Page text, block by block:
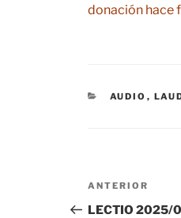
donación hace
AUDIO ,
de
Entrada
anterior:
ANTERIOR
LECTIO 2025/